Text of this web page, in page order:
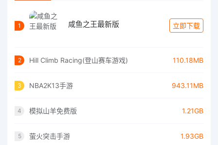
1 咸鱼之王最新版 立即下载
2 Hill Climb Racing(登山赛车游戏) 110.18MB
3 NBA2K13手游 943.11MB
4 模拟山羊免费版 1.21GB
5 萤火突击手游 1.93GB